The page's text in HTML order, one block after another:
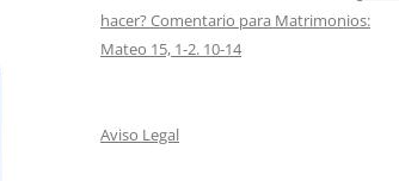
hacer? Comentario para Matrimonios:
Mateo 15, 1-2. 10-14
Aviso Legal